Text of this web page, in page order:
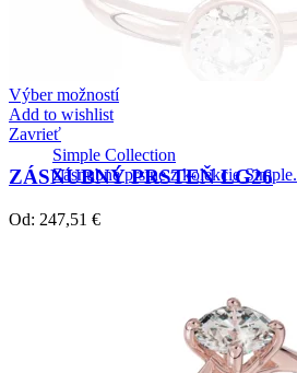
Simple Collection
Zásnubné prstne z kolekcie Simple.
Výber možností
Add to wishlist
Zavrieť
ZÁSNUBNÝ PRSTEŇ LG26
Od: 247,51 €